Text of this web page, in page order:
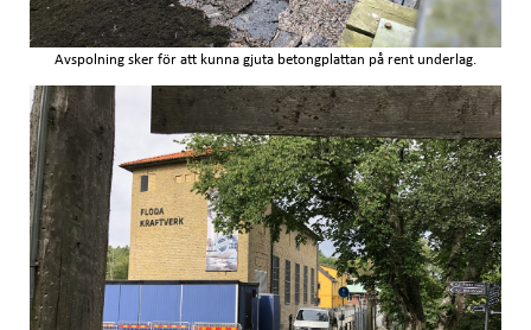
Avspolning sker för att kunna gjuta betongplattan på rent underlag.